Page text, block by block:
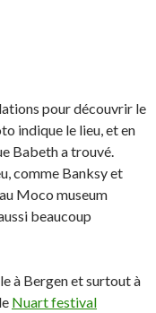
pour découvrir le
indique le lieu, et en
Babeth a trouvé.
comme Banksy et
Moco museum
beaucoup
à Bergen et surtout à
Nuart festival